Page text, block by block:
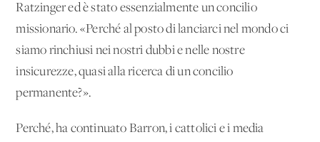
Ratzinger ed è stato essenzialmente un concilio
missionario. «Perché al posto di lanciarci nel mondo ci
siamo rinchiusi nei nostri dubbi e nelle nostre
insicurezze, quasi alla ricerca di un concilio
permanente?».
Perché, ha continuato Barron, i cattolici e i media